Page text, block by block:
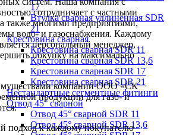
17
Втулка сварная удлиненная SDR
21
Крестовина сварная
Крестовина сварная SDR 11
Крестовина сварная SDR 13,6
Крестовина сварная SDR 17
Крестовина сварная SDR 21
Нестандартные сегментные фитинги
Отвод 45° сварной
Отвод 45° сварной SDR 11
Отвод 45° сварной SDR 13,6
сотрудничает с частными
также многими предприятиями,
водо- и газоснабжения. Каждому
персональный менеджер,
покупку на максимально
компании ООО «СК
продукции для газо- и
подход к каждому покупателю